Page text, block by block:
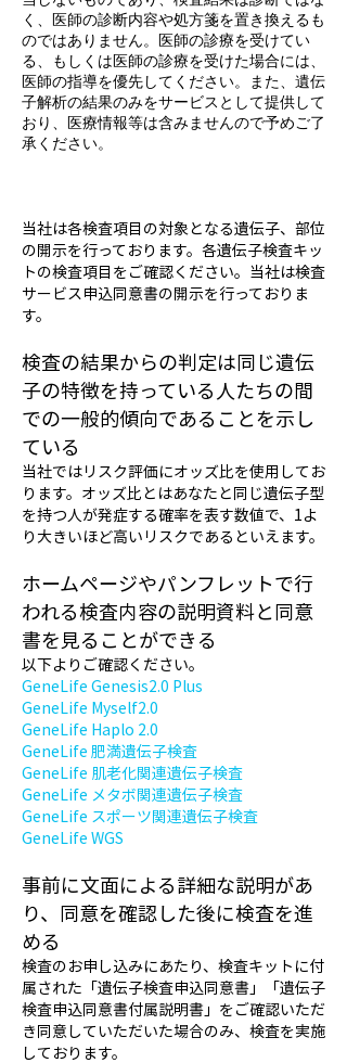
く、医師の診断内容や処方箋を置き換えるも
のではありません。医師の診療を受けてい
る、もしくは医師の診療を受けた場合には、
医師の指導を優先してください。また、遺伝
子解析の結果のみをサービスとして提供して
おり、医療情報等は含みませんので予めご了
承ください。
当社は各検査項目の対象となる遺伝子、部位
の開示を行っております。各遺伝子検査キッ
トの検査項目をご確認ください。当社は検査
サービス申込同意書の開示を行っておりま
す。
検査の結果からの判定は同じ遺伝
子の特徴を持っている人たちの間
での一般的傾向であることを示し
ている
当社ではリスク評価にオッズ比を使用してお
ります。オッズ比とはあなたと同じ遺伝子型
を持つ人が発症する確率を表す数値で、1よ
り大きいほど高いリスクであるといえます。
ホームページやパンフレットで行
われる検査内容の説明資料と同意
書を見ることができる
以下よりご確認ください。
GeneLife Genesis2.0 Plus
GeneLife Myself2.0
GeneLife Haplo 2.0
GeneLife 肥満遺伝子検査
GeneLife 肌老化関連遺伝子検査
GeneLife メタボ関連遺伝子検査
GeneLife スポーツ関連遺伝子検査
GeneLife WGS
事前に文面による詳細な説明があ
り、同意を確認した後に検査を進
める
検査のお申し込みにあたり、検査キットに付
属された「遺伝子検査申込同意書」「遺伝子
検査申込同意書付属説明書」をご確認いただ
き同意していただいた場合のみ、検査を実施
しております。